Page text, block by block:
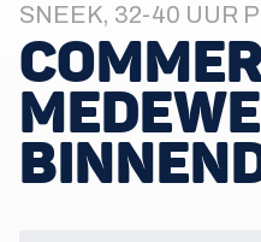
SNEEK, 32-40 UUR